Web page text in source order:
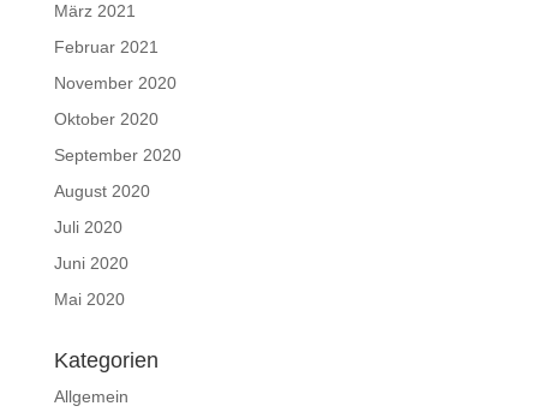
März 2021
Februar 2021
November 2020
Oktober 2020
September 2020
August 2020
Juli 2020
Juni 2020
Mai 2020
Kategorien
Allgemein